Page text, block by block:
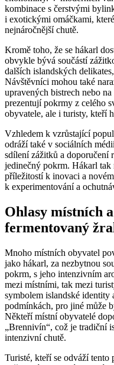
kombinace s čerstvými
i exotickými omáčkami,
nejnáročnější chutě.
Kromě toho, že se hákarl
obvykle bývá součástí
dalších islandských
Návštěvníci mohou také
upravených bistrech nebo
prezentují pokrmy z celého
obyvatele, ale i turisty, kteří
Vzhledem k vzrůstající
odráží také v sociálních
sdílení zážitků a doporučení
jedinečný pokrm. Hákarl tak
příležitostí k inovaci a
k experimentování a
Ohlasy místních
fermentovaný
Mnoho místních obyvatel
jako hákarl, za nezbytnou
pokrm, s jeho intenzivním
mezi místními, tak mezi
symbolem islandské identity
podmínkách, pro jiné může
Někteří místní obyvatelé
„Brennivín“, což je tradiční
intenzivní chutě.
Turisté, kteří se odváží tento